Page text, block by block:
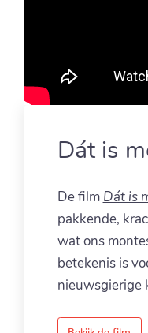
Dát is
De film Dát is
pakkende,
wat ons
betekenis is
nieuwsgierige
Bekijk de film